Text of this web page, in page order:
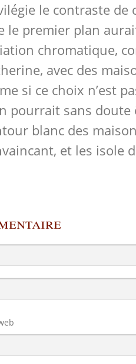
le contraste de
le premier plan
chromatique,
avec des
si ce choix n’est
pourrait sans doute
blanc des
et les isole